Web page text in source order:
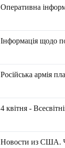
Оперативна
Інформація щодо
Російська армія
4 квітня -
Новости из США.